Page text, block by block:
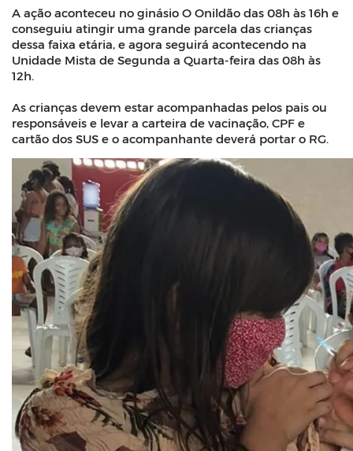
A ação aconteceu no ginásio O Onildão das 08h às 16h e
conseguiu atingir uma grande parcela das crianças
dessa faixa etária, e agora seguirá acontecendo na
Unidade Mista de Segunda a Quarta-feira das 08h às
12h.
As crianças devem estar acompanhadas pelos pais ou
responsáveis e levar a carteira de vacinação, CPF e
cartão dos SUS e o acompanhante deverá portar o RG.